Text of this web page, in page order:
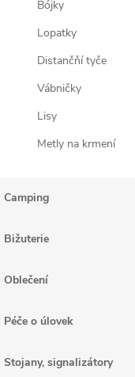
Bójky
Lopatky
Distančňí tyče
Vábničky
Lisy
Metly na krmení
Camping
Bižuterie
Oblečení
Péče o úlovek
Stojany, signalizátory